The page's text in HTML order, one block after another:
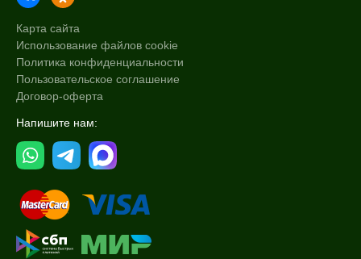
Карта сайта
Использование файлов cookie
Политика конфиденциальности
Пользовательское соглашение
Договор-оферта
Напишите нам: